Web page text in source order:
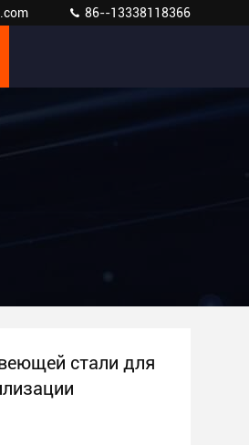
86--13338118366
стали для